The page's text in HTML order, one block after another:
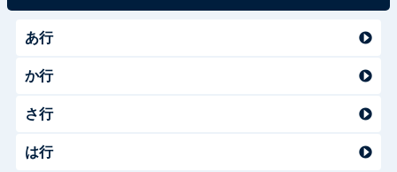
あ行
か行
さ行
は行